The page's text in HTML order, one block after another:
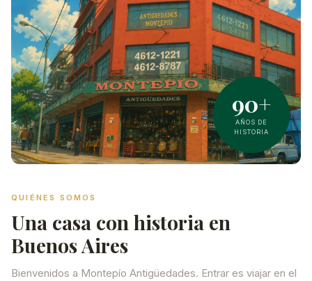
90+
AÑOS DE
HISTORIA
QUIÉNES SOMOS
Una casa con historia en
Buenos Aires
Bienvenidos a Montepío Antigüedades. Entrar es viajar en el